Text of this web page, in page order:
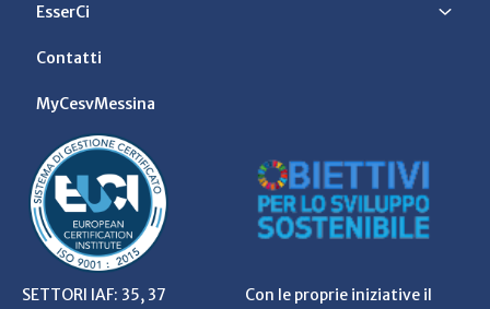
EsserCi
Contatti
MyCesvMessina
SETTORI IAF: 35, 37 Con le proprie iniziative il